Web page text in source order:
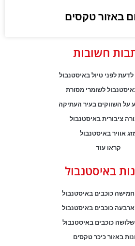
באזור טקסים
חשובות
לפני טיול באיסטנבול
לשומרי מסורת
על השווקים בעיר העתיקה
ציבורית באיסטנבול
אוויר באיסטנבול
קראו עוד
באיסטנבול
חמישה כוכבים באיסטנבול
ארבעה כוכבים באיסטנבול
שלושה כוכבים באיסטנבול
באזור כיכר טקסים